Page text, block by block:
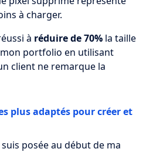
à charger.
à réduire de 70% la taille
portfolio en utilisant
client ne remarque la
plus adaptés pour créer et
posée au début de ma